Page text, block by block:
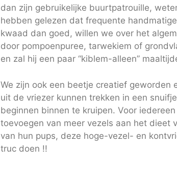
dan zijn gebruikelijke buurtpatrouille,
hebben gelezen dat frequente
kwaad dan goed, willen we over het
door pompoenpuree, tarwekiem of
en zal hij een paar “kiblem-alleen”
We zijn ook een beetje creatief
uit de vriezer kunnen trekken in een
beginnen binnen te kruipen. Voor
toevoegen van meer vezels aan het dieet
van hun pups, deze hoge-vezel- en
truc doen !!